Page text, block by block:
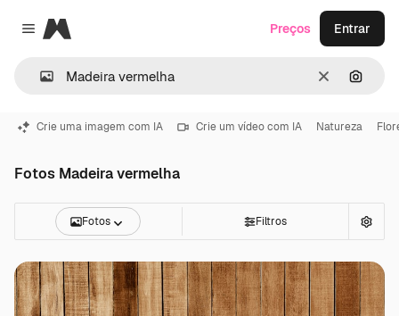
Close menu
Magnific
Limpar
Preços Entrar
Crie uma imagem com IA Crie um vídeo com IA Natureza
Fotos Madeira vermelha
Fotos Filtros